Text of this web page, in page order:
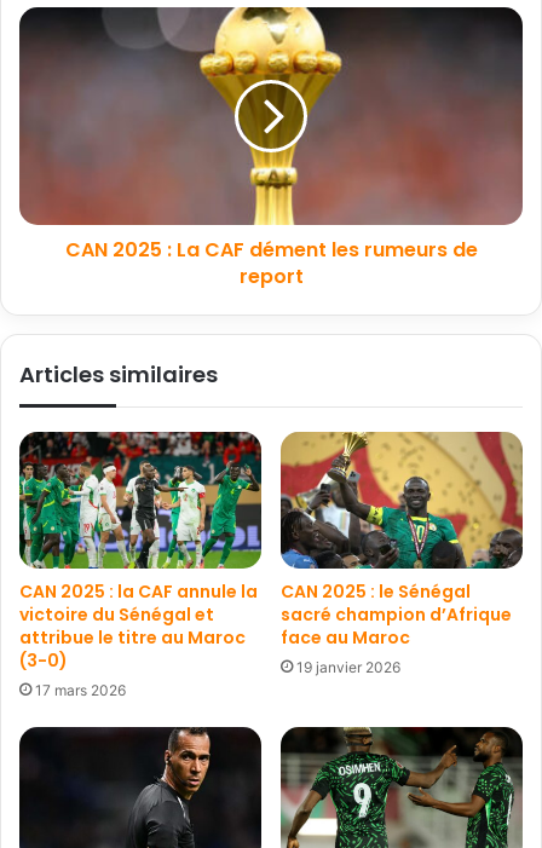
CAN 2025 : La CAF dément les rumeurs de
report
Articles similaires
CAN 2025 : la CAF annule la
victoire du Sénégal et
attribue le titre au Maroc
(3-0)
17 mars 2026
CAN 2025 : le Sénégal
sacré champion d’Afrique
face au Maroc
19 janvier 2026